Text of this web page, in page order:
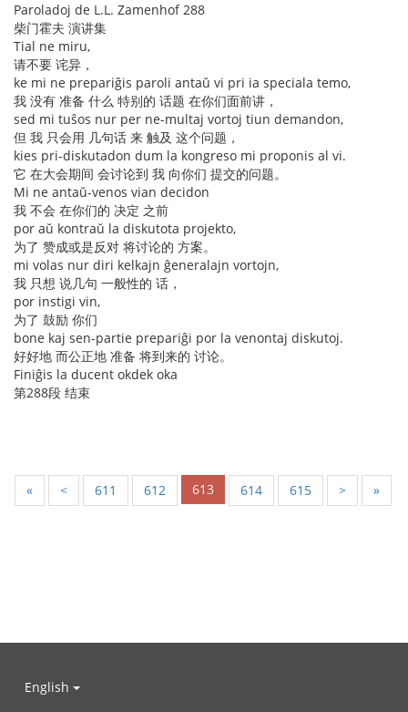
Paroladoj de L.L. Zamenhof 288
柴门霍夫 演讲集
Tial ne miru,
请不要 诧异，
ke mi ne prepariĝis paroli antaŭ vi pri ia speciala temo,
我 没有 准备 什么 特别的 话题 在你们面前讲，
sed mi tuŝos nur per ne-multaj vortoj tiun demandon,
但 我 只会用 几句话 来 触及 这个问题，
kies pri-diskutadon dum la kongreso mi proponis al vi.
它 在大会期间 会讨论到 我 向你们 提交的问题。
Mi ne antaŭ-venos vian decidon
我 不会 在你们的 决定 之前
por aŭ kontraŭ la diskutota projekto,
为了 赞成或是反对 将讨论的 方案。
mi volas nur diri kelkajn ĝeneralajn vortojn,
我 只想 说几句 一般性的 话，
por instigi vin,
为了 鼓励 你们
bone kaj sen-partie prepariĝi por la venontaj diskutoj.
好好地 而公正地 准备 将到来的 讨论。
Finiĝis la ducent okdek oka
第288段 结束
« < 611 612 613 614 615 > »
English